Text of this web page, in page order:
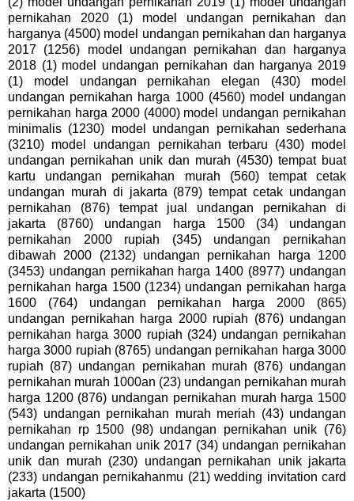
pernikahan 2020 (1) model undangan pernikahan dan
harganya (4500) model undangan pernikahan dan harganya
2017 (1256) model undangan pernikahan dan harganya
2018 (1) model undangan pernikahan dan harganya 2019
(1) model undangan pernikahan elegan (430) model
undangan pernikahan harga 1000 (4560) model undangan
pernikahan harga 2000 (4000) model undangan pernikahan
minimalis (1230) model undangan pernikahan sederhana
(3210) model undangan pernikahan terbaru (430) model
undangan pernikahan unik dan murah (4530) tempat buat
kartu undangan pernikahan murah (560) tempat cetak
undangan murah di jakarta (879) tempat cetak undangan
pernikahan (876) tempat jual undangan pernikahan di
jakarta (8760) undangan harga 1500 (34) undangan
pernikahan 2000 rupiah (345) undangan pernikahan
dibawah 2000 (2132) undangan pernikahan harga 1200
(3453) undangan pernikahan harga 1400 (8977) undangan
pernikahan harga 1500 (1234) undangan pernikahan harga
1600 (764) undangan pernikahan harga 2000 (865)
undangan pernikahan harga 2000 rupiah (876) undangan
pernikahan harga 3000 rupiah (324) undangan pernikahan
harga 3000 rupiah (8765) undangan pernikahan harga 3000
rupiah (87) undangan pernikahan murah (876) undangan
pernikahan murah 1000an (23) undangan pernikahan murah
harga 1200 (876) undangan pernikahan murah harga 1500
(543) undangan pernikahan murah meriah (43) undangan
pernikahan rp 1500 (98) undangan pernikahan unik (76)
undangan pernikahan unik 2017 (34) undangan pernikahan
unik dan murah (230) undangan pernikahan unik jakarta
(233) undangan pernikahanmu (21) wedding invitation card
jakarta (1500)